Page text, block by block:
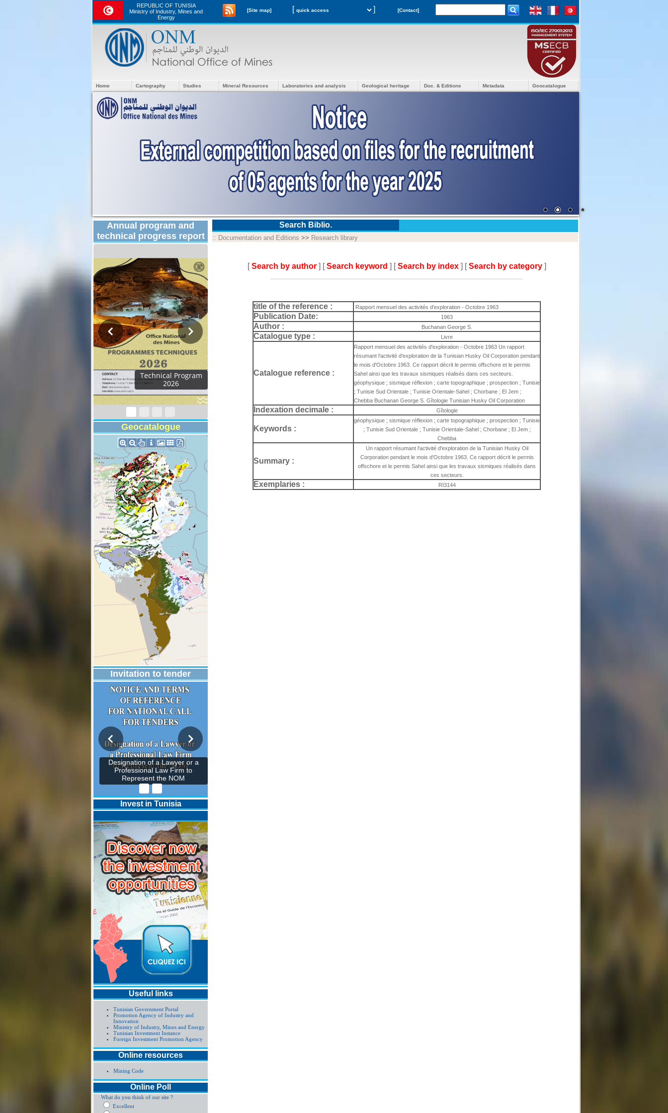
REPUBLIC OF TUNISIA
Ministry of Industry, Mines and
Energy
[Site map] [ ] [Contact]
Home Cartography Studies Mineral Resources Laboratories and analysis Geological heritage Doc. & Editions Metadata Geocatalogue
Annual program and
technical progress report
Technical Program
2026
Geocatalogue
Invitation to tender
Designation of a Lawyer or a
Professional Law Firm to
Represent the NOM
Invest in Tunisia
Useful links
Tunisian Government Portal
Promotion Agency of Industry and
Innovation
Ministry of Industry, Mines and Energy
Tunisian Investment Instance
Foreign Investment Promotion Agency
Online resources
Mining Code
Online Poll
What do you think of our site ?
Excellent
Search Biblio.
:: Documentation and Editions >> Research library
[Search by author ] [Search keyword ] [Search by index ] [Search by category ]
title of the reference : Rapport mensuel des activités d'exploration - Octobre 1963
Publication Date: 1963
Author : Buchanan George S.
Catalogue type : Livre
Catalogue reference :
Rapport mensuel des activités d'exploration - Octobre 1963 Un rapport
résumant l'activité d'exploration de la Tunisian Husky Oil Corporation pendant
le mois d'Octobre 1963. Ce rapport décrit le permis offschore et le permis
Sahel ainsi que les travaux sismiques réalisés dans ces secteurs.
géophysique ; sismique réflexion ; carte topographique ; prospection ; Tunisie
; Tunisie Sud Orientale ; Tunisie Orientale-Sahel ; Chorbane ; El Jem ;
Chebba Buchanan George S. Gîtologie Tunisian Husky Oil Corporation
Indexation decimale : Gîtologie
Keywords :
géophysique ; sismique réflexion ; carte topographique ; prospection ; Tunisie
; Tunisie Sud Orientale ; Tunisie Orientale-Sahel ; Chorbane ; El Jem ;
Chebba
Summary :
Un rapport résumant l'activité d'exploration de la Tunisian Husky Oil
Corporation pendant le mois d'Octobre 1963. Ce rapport décrit le permis
offschore et le permis Sahel ainsi que les travaux sismiques réalisés dans
ces secteurs.
Exemplaries : RI3144